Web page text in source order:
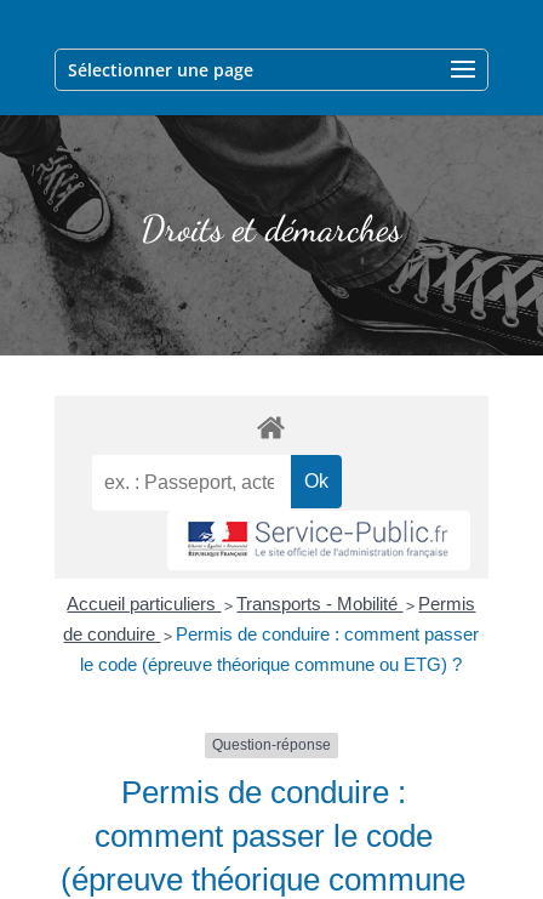
Sélectionner une page
Droits et démarches
Accueil particuliers > Transports - Mobilité > Permis
de conduire > Permis de conduire : comment passer
le code (épreuve théorique commune ou ETG) ?
Question-réponse
Permis de conduire :
comment passer le code
(épreuve théorique commune